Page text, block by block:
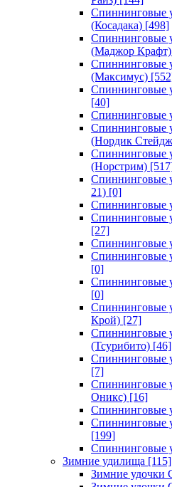
Спиннинговые
(Косадака) [498]
Спиннинговые
(Маджор Крафт)
Спиннинговые
(Максимус)
Спиннинговые
[40]
Спиннинговые
Спиннинговые
(Нордик
Спиннинговые
(Норстрим)
Спиннинговые
21) [0]
Спиннинговые
Спиннинговые
[27]
Спиннинговые
Спиннинговые
[0]
Спиннинговые
[0]
Спиннинговые
Крой) [27]
Спиннинговые
(Тсурибито) [46]
Спиннинговые
[7]
Спиннинговые
Оникс) [16]
Спиннинговые
Спиннинговые
[199]
Спиннинговые
Зимние удилища [115]
Зимние удочки